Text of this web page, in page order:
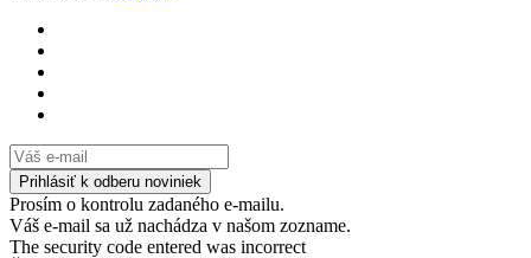
Prosím o kontrolu zadaného e-mailu.
Váš e-mail sa už nachádza v našom zozname.
The security code entered was incorrect